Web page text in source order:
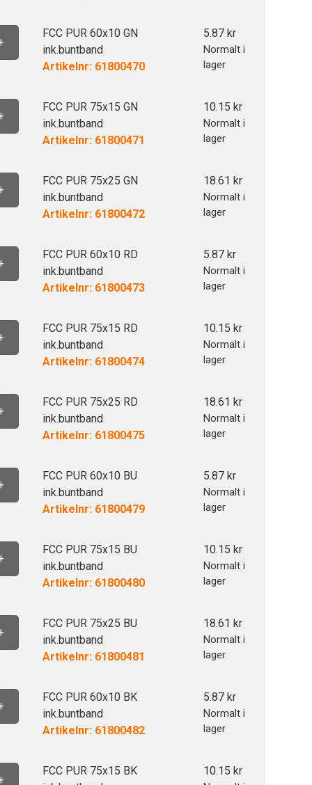
FCC PUR 60x10 GN
ink.buntband
Artikelnr: 61800470
5.87 kr
Normalt i
lager
FCC PUR 75x15 GN
ink.buntband
Artikelnr: 61800471
10.15 kr
Normalt i
lager
FCC PUR 75x25 GN
ink.buntband
Artikelnr: 61800472
18.61 kr
Normalt i
lager
FCC PUR 60x10 RD
ink.buntband
Artikelnr: 61800473
5.87 kr
Normalt i
lager
FCC PUR 75x15 RD
ink.buntband
Artikelnr: 61800474
10.15 kr
Normalt i
lager
FCC PUR 75x25 RD
ink.buntband
Artikelnr: 61800475
18.61 kr
Normalt i
lager
FCC PUR 60x10 BU
ink.buntband
Artikelnr: 61800479
5.87 kr
Normalt i
lager
FCC PUR 75x15 BU
ink.buntband
Artikelnr: 61800480
10.15 kr
Normalt i
lager
FCC PUR 75x25 BU
ink.buntband
Artikelnr: 61800481
18.61 kr
Normalt i
lager
FCC PUR 60x10 BK
ink.buntband
Artikelnr: 61800482
5.87 kr
Normalt i
lager
FCC PUR 75x15 BK
10.15 kr